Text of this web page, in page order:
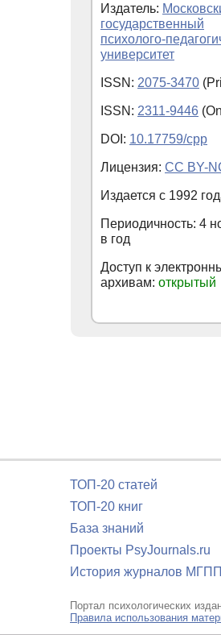
Издатель:
государственный
психолого-
университет
ISSN: 2075-3470
ISSN: 2311-9446
DOI: 10.17759/cpp
Лицензия: CC BY-
Издается с 1992
Периодичность: 4
в год
Доступ к
архивам: открытый
ТОП-20 статей
ТОП-20 книг
База знаний
Проекты PsyJournals.ru
История журналов
Портал психологических
Правила использования